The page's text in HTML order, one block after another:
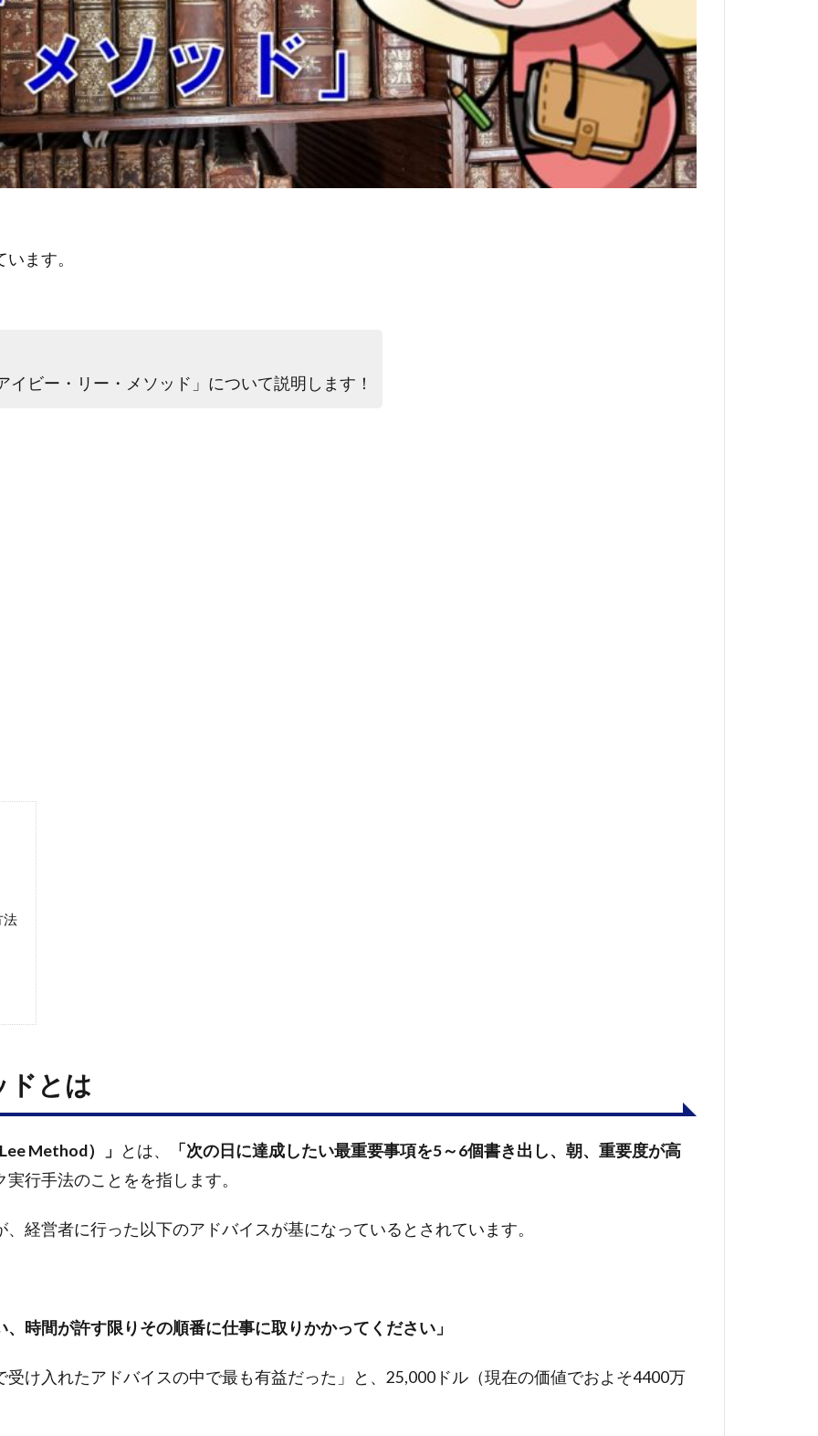
ます。
イビー・リー・メソッド」について説明します！
法
ドとは
Method）」 とは、
「次の日に達成したい最重要事項を5～6個書き出し、朝、重要度が高
実行手法のことをを指します。
、経営者に行った以下のアドバイスが基になっているとされています。
時間が許す限りその順番に仕事に取りかかってください」
け入れたアドバイスの中で最も有益だった」と、25,000ドル（現在の価値でおよそ4400万